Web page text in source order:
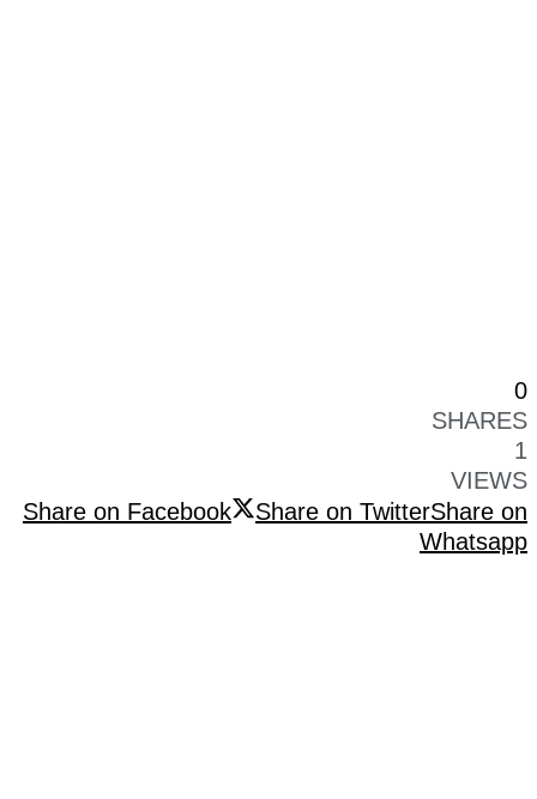
0
SHARES
1
VIEWS
Share on Facebook
Share on TwitterShare on
Whatsapp